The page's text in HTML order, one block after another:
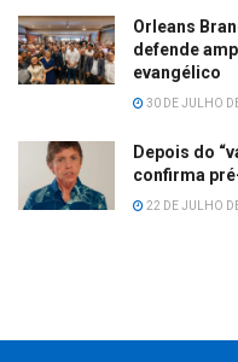
Orleans
defende
evangélico
30 DE JULHO
Depois do
confirma
22 DE JULHO